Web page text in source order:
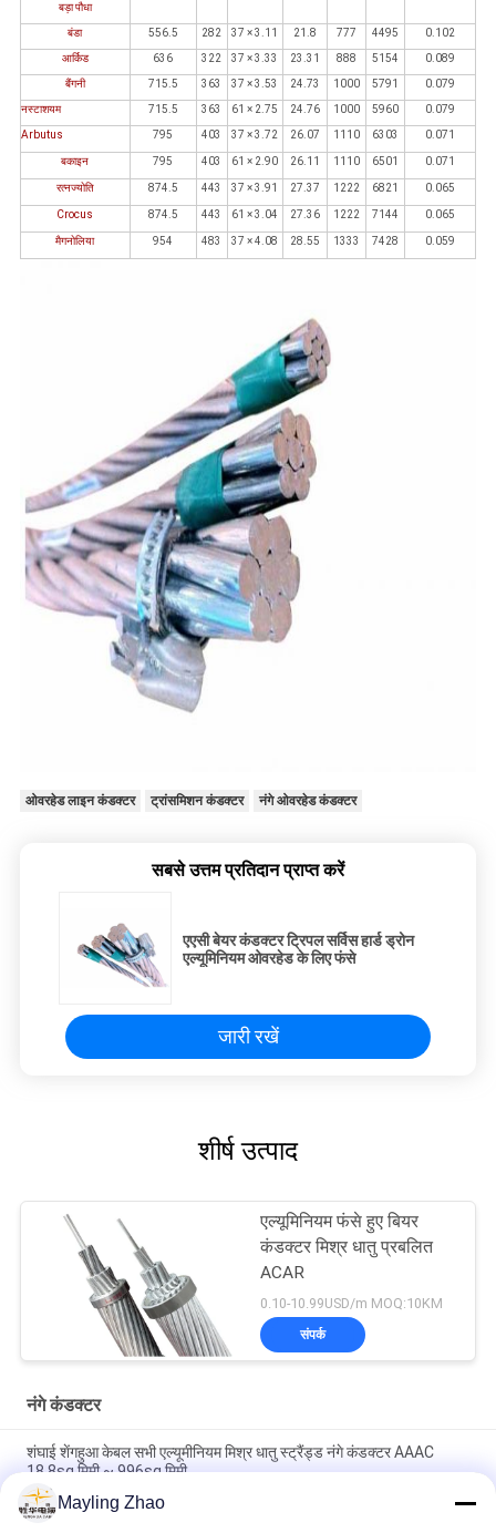
बड़ा पौधा
बंडा 556.5 282 37 × 3.11 21.8 777 4495 0.102
आर्किड 636 322 37 × 3.33 23.31 888 5154 0.089
बैंगनी 715.5 363 37 × 3.53 24.73 1000 5791 0.079
नस्टाशयम 715.5 363 61 × 2.75 24.76 1000 5960 0.079
Arbutus 795 403 37 × 3.72 26.07 1110 6303 0.071
बकाइन 795 403 61 × 2.90 26.11 1110 6501 0.071
रत्नज्योति 874.5 443 37 × 3.91 27.37 1222 6821 0.065
Crocus 874.5 443 61 × 3.04 27.36 1222 7144 0.065
मैगनोलिया 954 483 37 × 4.08 28.55 1333 7428 0.059
ओवरहेड लाइन कंडक्टर ट्रांसमिशन कंडक्टर नंगे ओवरहेड कंडक्टर
सबसे उत्तम प्रतिदान प्राप्त करें
एएसी बेयर कंडक्टर ट्रिपल सर्विस हार्ड ड्रोन
एल्यूमिनियम ओवरहेड के लिए फंसे
जारी रखें
शीर्ष उत्पाद
एल्यूमिनियम फंसे हुए बियर
कंडक्टर मिश्र धातु प्रबलित
ACAR
0.10-10.99USD/m MOQ:10KM
संपर्क
नंगे कंडक्टर
शंघाई शेंगहुआ केबल सभी एल्यूमीनियम मिश्र धातु स्ट्रैंड्ड नंगे कंडक्टर AAAC
18.8sq मिमी ~ 996sq मिमी
शंघाई शेंघुआ ग्रुप केबल जिंक कोटेड स्टील वायर GSW पावर ट्रांसमिशन सिस्टम के
Mayling Zhao